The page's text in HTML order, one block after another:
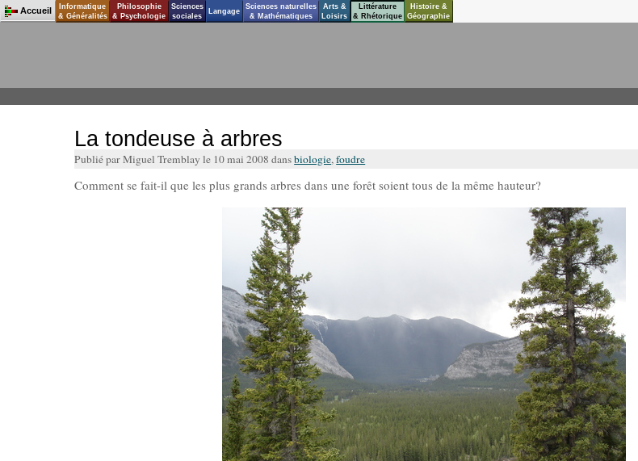
La tondeuse à arbres
Publié par Miguel Tremblay le 10 mai 2008 dansbiologie,foudre
Comment se fait-il que les plus grands arbres dans une forêt soient tous de la même hauteur?
Accueil
Informatique
& Généralités
Philosophie
& Psychologie
Sciences
sociales
Langage
Sciences naturelles
& Mathématiques
Arts &
Loisirs
Littérature
& Rhétorique
Histoire &
Géographie